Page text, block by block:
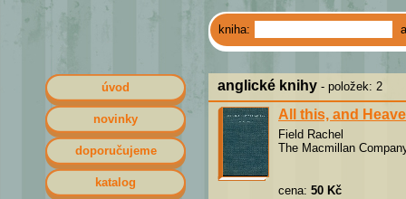
anglické knihy - položek: 2
All this, and
Field Rachel
The Macmillan
cena: 50 Kč
kniha:
úvod
novinky
doporučujeme
katalog